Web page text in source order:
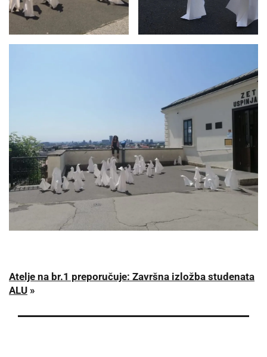
Atelje na br.1 preporučuje: Završna izložba studenata
ALU »